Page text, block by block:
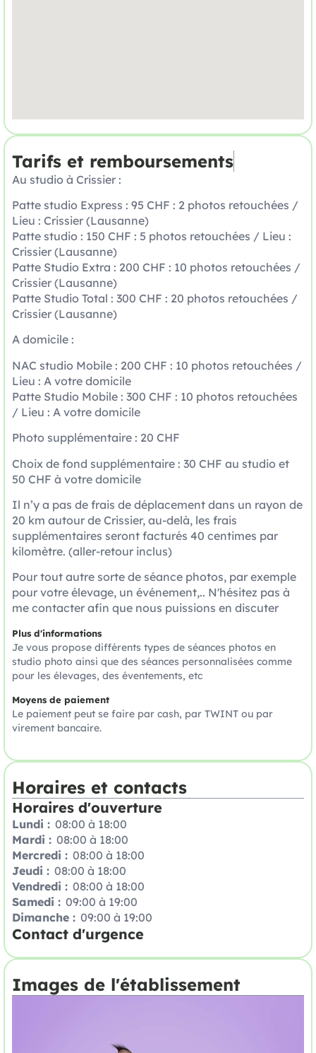
Tarifs et remboursements
Au studio à Crissier :
Patte studio Express : 95 CHF : 2 photos retouchées /
Lieu : Crissier (Lausanne)
Patte studio : 150 CHF : 5 photos retouchées / Lieu :
Crissier (Lausanne)
Patte Studio Extra : 200 CHF : 10 photos retouchées /
Crissier (Lausanne)
Patte Studio Total : 300 CHF : 20 photos retouchées /
Crissier (Lausanne)
A domicile :
NAC studio Mobile : 200 CHF : 10 photos retouchées /
Lieu : A votre domicile
Patte Studio Mobile : 300 CHF : 10 photos retouchées
/ Lieu : A votre domicile
Photo supplémentaire : 20 CHF
Choix de fond supplémentaire : 30 CHF au studio et
50 CHF à votre domicile
Il n’y a pas de frais de déplacement dans un rayon de
20 km autour de Crissier, au-delà, les frais
supplémentaires seront facturés 40 centimes par
kilomètre. (aller-retour inclus)
Pour tout autre sorte de séance photos, par exemple
pour votre élevage, un événement,.. N'hésitez pas à
me contacter afin que nous puissions en discuter
Plus d'informations
Je vous propose différents types de séances photos en
studio photo ainsi que des séances personnalisées comme
pour les élevages, des éventements, etc
Moyens de paiement
Le paiement peut se faire par cash, par TWINT ou par
virement bancaire.
Horaires et contacts
Horaires d'ouverture
Lundi : 08:00 à 18:00
Mardi : 08:00 à 18:00
Mercredi : 08:00 à 18:00
Jeudi : 08:00 à 18:00
Vendredi : 08:00 à 18:00
Samedi : 09:00 à 19:00
Dimanche : 09:00 à 19:00
Contact d'urgence
Images de l'établissement